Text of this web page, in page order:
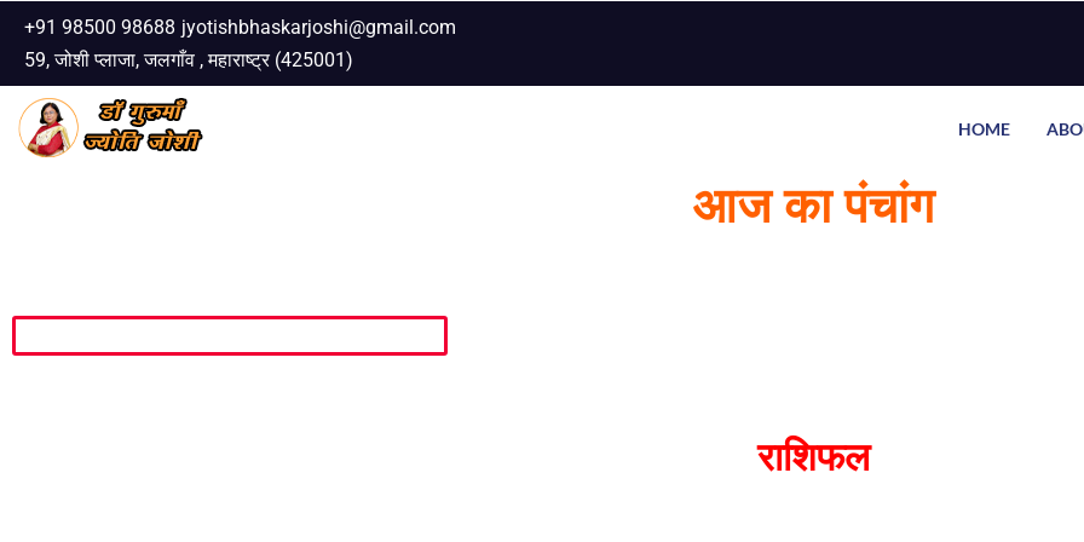
Skip
to
content
+91 98500 98688 jyotishbhaskarjoshi@gmail.com
59, जोशी प्लाजा, जलगाँव , महाराष्ट्र (425001)
HOME
आज का पंचांग
राशिफल